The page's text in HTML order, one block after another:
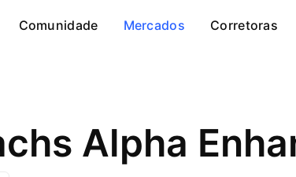
Comunidade Mercados Corretoras